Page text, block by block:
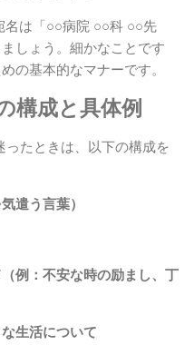
名は「○○病院 ○○科 ○○先
しょう。細かなことです
の基本的なマナーです。
構成と具体例
ったときは、以下の構成を
遣う言葉）
例：不安な時の励まし、丁
生活について